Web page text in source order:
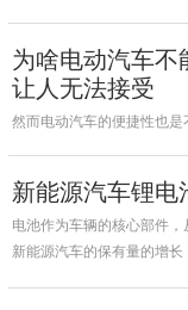
为啥电动汽车不
让人无法接受
然而电动汽车的便捷性也是
新能源汽车锂电
电池作为车辆的核心部件
新能源汽车的保有量的增